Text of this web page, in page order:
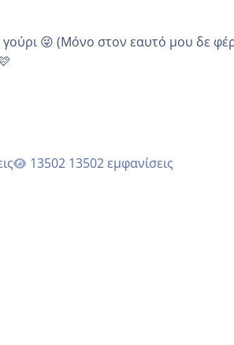
😜 (Μόνο στον εαυτό μου δε
13502 εμφανίσεις